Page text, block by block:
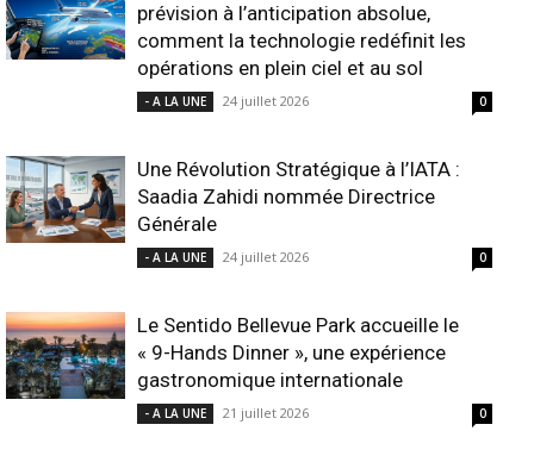
prévision à l’anticipation absolue,
comment la technologie redéfinit les
opérations en plein ciel et au sol
- A LA UNE 24 juillet 2026 0
Une Révolution Stratégique à l’IATA :
Saadia Zahidi nommée Directrice
Générale
- A LA UNE 24 juillet 2026 0
Le Sentido Bellevue Park accueille le
« 9-Hands Dinner », une expérience
gastronomique internationale
- A LA UNE 21 juillet 2026 0